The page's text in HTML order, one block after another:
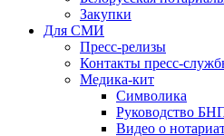
Закупки
Для СМИ
Пресс-релизы
Контакты пресс-
Медика-кит
Символика
Руководство
Видео о